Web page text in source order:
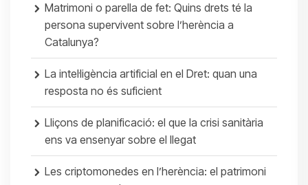
Matrimoni o parella de fet: Quins drets té la
persona supervivent sobre l’herència a
Catalunya?
La intel·ligència artificial en el Dret: quan una
resposta no és suficient
Lliçons de planificació: el que la crisi sanitària
ens va ensenyar sobre el llegat
Les criptomonedes en l’herència: el patrimoni